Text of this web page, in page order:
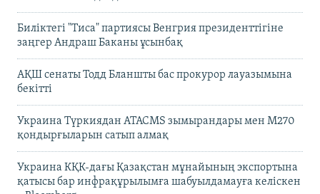
Биліктегі "Тиса" партиясы Венгрия президенттігіне
заңгер Андраш Баканы ұсынбақ
АҚШ сенаты Тодд Бланшты бас прокурор лауазымына
бекітті
Украина Түркиядан ATACMS зымырандары мен M270
қондырғыларын сатып алмақ
Украина КҚК-дағы Қазақстан мұнайының экспортына
қатысы бар инфрақұрылымға шабуылдамауға келіскен